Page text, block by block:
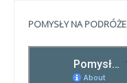
POMYSŁY NA PODRÓŻE